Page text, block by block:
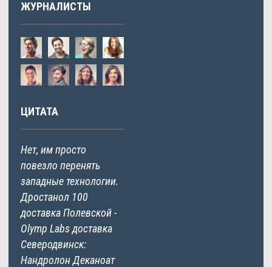
ЖУРНАЛИСТЫ
ЦИТАТА
Нет, им просто
повезло перенять
западные технологии.
Дростанол 100
доставка Полевской -
Olymp Labs доставка
Северодвинск:
Нандролон Деканоат